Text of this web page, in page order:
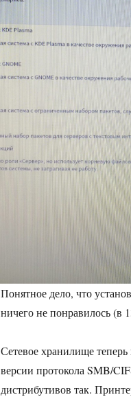
Понятное дело, что
ничего не понравилось (в
Сетевое хранилище
версии протокола SMB/
дистрибутивов так.